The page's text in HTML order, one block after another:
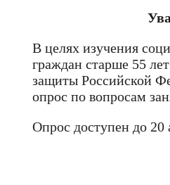
В целях изучения
граждан старше 55
защиты Российской
опрос по вопросам
Опрос доступен до 20